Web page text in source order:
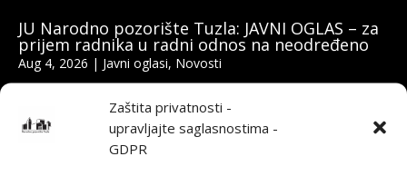
Zaštita privatnosti -
upravljajte saglasnostima -
GDPR
JU Narodno pozorište Tuzla: JAVNI OGLAS – za
prijem radnika u radni odnos na neodređeno
Aug 4, 2026 | Javni oglasi, Novosti
IZMJENA/DOPUNA PLANA NABAVKI ZA 2025.
GODINU
Javne nabavke